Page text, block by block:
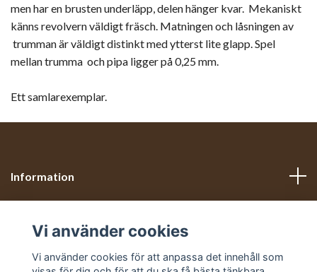
men har en brusten underläpp, delen hänger kvar. Mekaniskt
känns revolvern väldigt fräsch. Matningen och låsningen av
trumman är väldigt distinkt med ytterst lite glapp. Spel
mellan trumma och pipa ligger på 0,25 mm.
Ett samlarexemplar.
Information
Sociala medier
Vi använder cookies
Vi använder cookies för att anpassa det innehåll som